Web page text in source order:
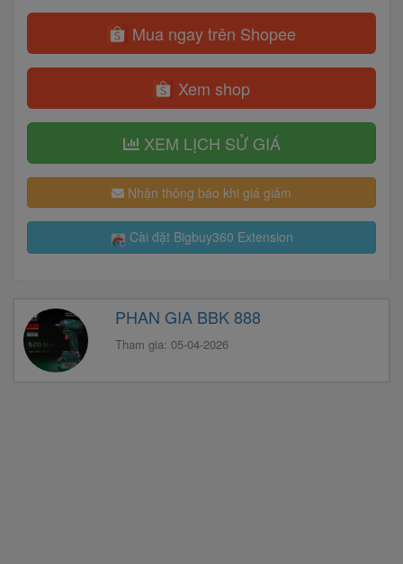
Mua ngay trên Shopee
Xem shop
XEM LỊCH SỬ GIÁ
Nhận thông báo khi giá giảm
Cài đặt Bigbuy360 Extension
PHAN GIA BBK 888
Tham gia: 05-04-2026